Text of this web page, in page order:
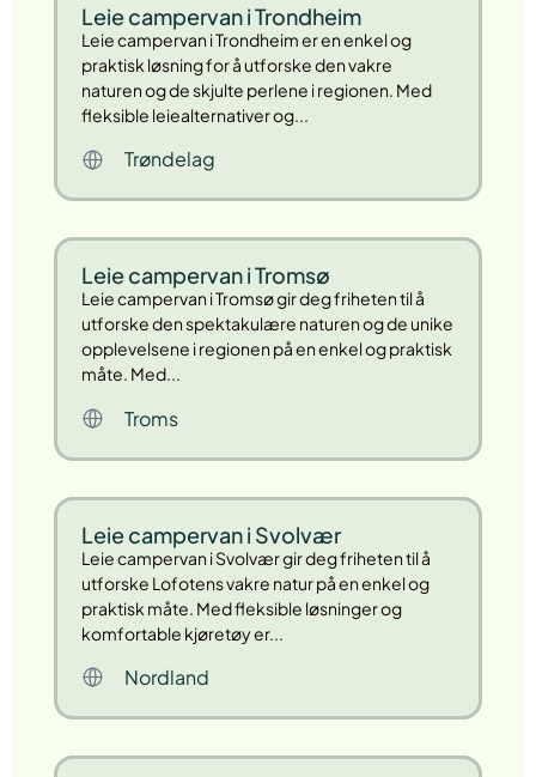
Leie campervan i Trondheim
Leie campervan i Trondheim er en enkel og
praktisk løsning for å utforske den vakre
naturen og de skjulte perlene i regionen. Med
fleksible leiealternativer og...
Trøndelag
Leie campervan i Tromsø
Leie campervan i Tromsø gir deg friheten til å
utforske den spektakulære naturen og de unike
opplevelsene i regionen på en enkel og praktisk
måte. Med...
Troms
Leie campervan i Svolvær
Leie campervan i Svolvær gir deg friheten til å
utforske Lofotens vakre natur på en enkel og
praktisk måte. Med fleksible løsninger og
komfortable kjøretøy er...
Nordland